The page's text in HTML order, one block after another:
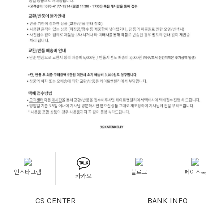
인스타그램
카카오
블로그 페이스북
CS CENTER
BANK INFO